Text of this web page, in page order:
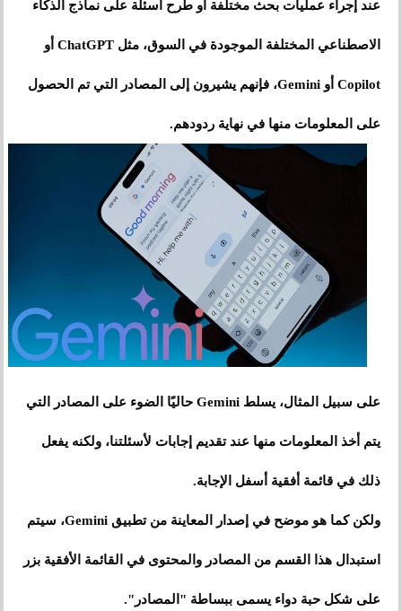
عند إجراء عمليات بحث مختلفة أو طرح أسئلة على نماذج الذكاء
الاصطناعي المختلفة الموجودة في السوق، مثل ChatGPT أو
Copilot أو Gemini، فإنهم يشيرون إلى المصادر التي تم الحصول
على المعلومات منها في نهاية ردودهم.
على سبيل المثال، يسلط Gemini حاليًا الضوء على المصادر التي
يتم أخذ المعلومات منها عند تقديم إجابات لأسئلتنا، ولكنه يفعل
ذلك في قائمة أفقية أسفل الإجابة.
ولكن كما هو موضح في إصدار المعاينة من تطبيق Gemini، سيتم
استبدال هذا القسم من المصادر والمحتوى في القائمة الأفقية بزر
على شكل حبة دواء يسمى ببساطة "المصادر".